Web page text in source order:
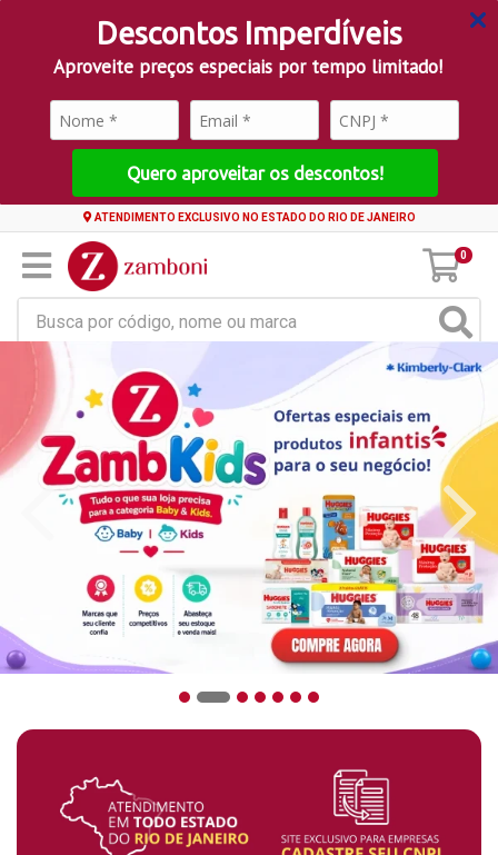
Descontos Imperdíveis
Aproveite preços especiais por tempo limitado!
Quero aproveitar os descontos!
ATENDIMENTO EXCLUSIVO NO ESTADO DO RIO DE JANEIRO
0